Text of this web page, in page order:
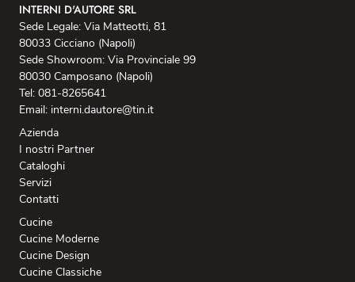
INTERNI D'AUTORE SRL
Sede Legale: Via Matteotti, 81
80033 Cicciano (Napoli)
Sede Showroom: Via Provinciale 99
80030 Camposano (Napoli)
Tel: 081-8265641
Email: interni.dautore@tin.it
Azienda
I nostri Partner
Cataloghi
Servizi
Contatti
Cucine
Cucine Moderne
Cucine Design
Cucine Classiche